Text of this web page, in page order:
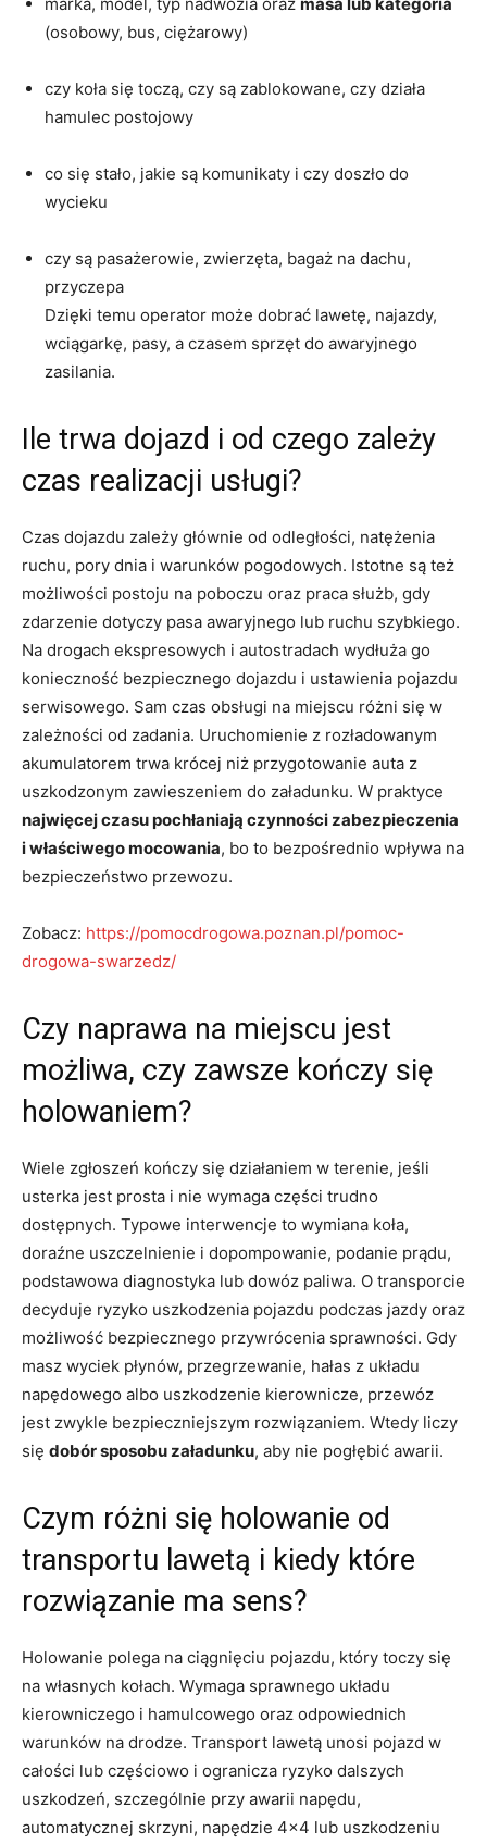
(osobowy, bus, ciężarowy)
czy koła się toczą, czy są zablokowane, czy działa
hamulec postojowy
co się stało, jakie są komunikaty i czy doszło do
wycieku
czy są pasażerowie, zwierzęta, bagaż na dachu,
przyczepa
Dzięki temu operator może dobrać lawetę, najazdy,
wciągarkę, pasy, a czasem sprzęt do awaryjnego
zasilania.
Ile trwa dojazd i od czego zależy
czas realizacji usługi?
Czas dojazdu zależy głównie od odległości, natężenia
ruchu, pory dnia i warunków pogodowych. Istotne są też
możliwości postoju na poboczu oraz praca służb, gdy
zdarzenie dotyczy pasa awaryjnego lub ruchu szybkiego.
Na drogach ekspresowych i autostradach wydłuża go
konieczność bezpiecznego dojazdu i ustawienia pojazdu
serwisowego. Sam czas obsługi na miejscu różni się w
zależności od zadania. Uruchomienie z rozładowanym
akumulatorem trwa krócej niż przygotowanie auta z
uszkodzonym zawieszeniem do załadunku. W praktyce
najwięcej czasu pochłaniają czynności zabezpieczenia
i właściwego mocowania, bo to bezpośrednio wpływa na
bezpieczeństwo przewozu.
Zobacz: https://pomocdrogowa.poznan.pl/pomoc-
drogowa-swarzedz/
Czy naprawa na miejscu jest
możliwa, czy zawsze kończy się
holowaniem?
Wiele zgłoszeń kończy się działaniem w terenie, jeśli
usterka jest prosta i nie wymaga części trudno
dostępnych. Typowe interwencje to wymiana koła,
doraźne uszczelnienie i dopompowanie, podanie prądu,
podstawowa diagnostyka lub dowóz paliwa. O transporcie
decyduje ryzyko uszkodzenia pojazdu podczas jazdy oraz
możliwość bezpiecznego przywrócenia sprawności. Gdy
masz wyciek płynów, przegrzewanie, hałas z układu
napędowego albo uszkodzenie kierownicze, przewóz
jest zwykle bezpieczniejszym rozwiązaniem. Wtedy liczy
się dobór sposobu załadunku, aby nie pogłębić awarii.
Czym różni się holowanie od
transportu lawetą i kiedy które
rozwiązanie ma sens?
Holowanie polega na ciągnięciu pojazdu, który toczy się
na własnych kołach. Wymaga sprawnego układu
kierowniczego i hamulcowego oraz odpowiednich
warunków na drodze. Transport lawetą unosi pojazd w
całości lub częściowo i ogranicza ryzyko dalszych
uszkodzeń, szczególnie przy awarii napędu,
automatycznej skrzyni, napędzie 4×4 lub uszkodzeniu